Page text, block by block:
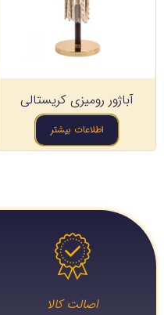
آباژور رومیزی کریستالی
اطلاعات بیشتر
اصالت کالا